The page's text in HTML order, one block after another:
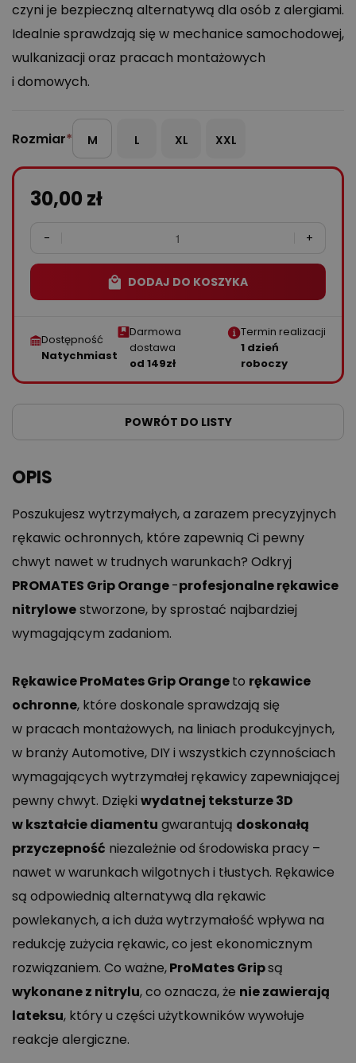
czyni je bezpieczną alternatywą dla osób z alergiami.
Idealnie sprawdzają się w mechanice samochodowej,
wulkanizacji oraz pracach montażowych
i domowych.
Rozmiar* M L XL XXL
30,00 zł
+
-
DODAJ DO KOSZYKA
Dostępność
Natychmiast
Darmowa
dostawa
od 149zł
Termin realizacji
1 dzień
roboczy
POWRÓT DO LISTY
OPIS
Poszukujesz wytrzymałych, a zarazem precyzyjnych
rękawic ochronnych, które zapewnią Ci pewny
chwyt nawet w trudnych warunkach? Odkryj
PROMATES Grip Orange-profesjonalne rękawice
nitrylowestworzone, by sprostać najbardziej
wymagającym zadaniom.
Rękawice ProMates Grip Orangeto rękawice
ochronne, które doskonale sprawdzają się
w pracach montażowych, na liniach produkcyjnych,
w branży Automotive, DIY i wszystkich czynnościach
wymagających wytrzymałej rękawicy zapewniającej
pewny chwyt. Dzięki wydatnej teksturze 3D
w kształcie diamentu gwarantują doskonałą
przyczepność niezależnie od środowiska pracy –
nawet w warunkach wilgotnych i tłustych. Rękawice
są odpowiednią alternatywą dla rękawic
powlekanych, a ich duża wytrzymałość wpływa na
redukcję zużycia rękawic, co jest ekonomicznym
rozwiązaniem. Co ważne,ProMates Gripsą
wykonane z nitrylu, co oznacza, że nie zawierają
lateksu, który u części użytkowników wywołuje
reakcje alergiczne.